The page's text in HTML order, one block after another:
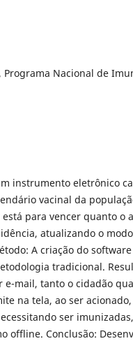
Programa Nacional de
instrumento eletrônico
vacinal da
para vencer quanto o
atualizando o
A criação do
tradicional.
e-mail, tanto o cidadão
na tela, ao ser
ser
offline. Conclusão: